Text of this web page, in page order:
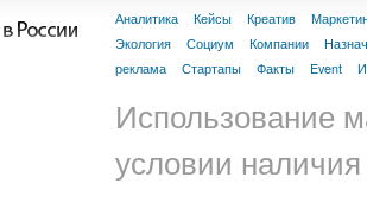
Аналитика Кейсы Креатив
Экология
Социум Компании
реклама
Стартапы Факты Event
Использование
условии